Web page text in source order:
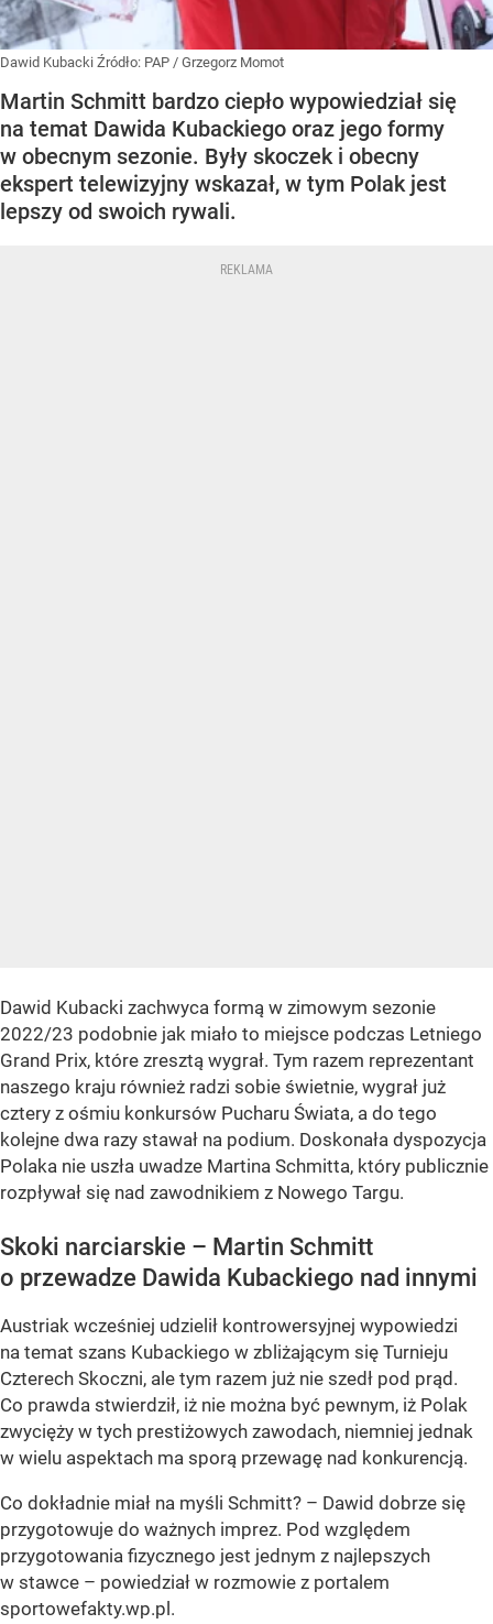
Dawid Kubacki Źródło: PAP / Grzegorz Momot
Martin Schmitt bardzo ciepło wypowiedział się
na temat Dawida Kubackiego oraz jego formy
w obecnym sezonie. Były skoczek i obecny
ekspert telewizyjny wskazał, w tym Polak jest
lepszy od swoich rywali.
Dawid Kubacki zachwyca formą w zimowym sezonie
2022/23 podobnie jak miało to miejsce podczas Letniego
Grand Prix, które zresztą wygrał. Tym razem reprezentant
naszego kraju również radzi sobie świetnie, wygrał już
cztery z ośmiu konkursów Pucharu Świata, a do tego
kolejne dwa razy stawał na podium. Doskonała dyspozycja
Polaka nie uszła uwadze Martina Schmitta, który publicznie
rozpływał się nad zawodnikiem z Nowego Targu.
Skoki narciarskie – Martin Schmitt
o przewadze Dawida Kubackiego nad innymi
Austriak wcześniej udzielił kontrowersyjnej wypowiedzi
na temat szans Kubackiego w zbliżającym się Turnieju
Czterech Skoczni, ale tym razem już nie szedł pod prąd.
Co prawda stwierdził, iż nie można być pewnym, iż Polak
zwycięży w tych prestiżowych zawodach, niemniej jednak
w wielu aspektach ma sporą przewagę nad konkurencją.
Co dokładnie miał na myśli Schmitt? – Dawid dobrze się
przygotowuje do ważnych imprez. Pod względem
przygotowania fizycznego jest jednym z najlepszych
w stawce – powiedział w rozmowie z portalem
sportowefakty.wp.pl.